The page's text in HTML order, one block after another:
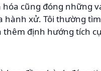
cũng đóng những
hành xử. Tôi thường
thêm định hướng tích